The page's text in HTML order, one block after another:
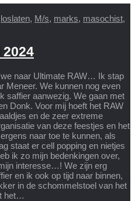
loslaten, M/s, marks, masochist,
naar Ultimate RAW… Ik stap
Meneer. We kunnen nog even
saffier aanwezig. We gaan met
Donk. Voor mij hoeft het RAW
en de zeer extreme
van deze feestjes en het
naar toe te kunnen, als
staat er cell popping en nietjes
ik zo mijn bedenkingen over,
interesse…! We zijn erg
en ik ook op tijd naar binnen,
in de schommelstoel van het
het…